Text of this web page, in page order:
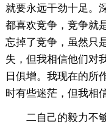
就要永远干劲十足。
都喜欢竞争，竞争就
忘掉了竞争，虽然只
失，但我相信他们对
日俱增。我现在的所
时有些迷茫，但我相
二自己的毅力不够